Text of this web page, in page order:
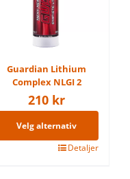
Guardian Lithium
Complex NLGI 2
210 kr
Velg alternativ
DetteDetaljer